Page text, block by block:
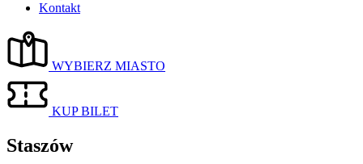
Kontakt
WYBIERZ MIASTO
KUP BILET
Staszów